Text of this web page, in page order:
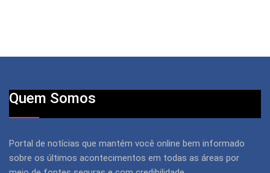
Quem Somos
Portal de notícias que mantém você online bem informado
sobre os últimos acontecimentos em todas as áreas por